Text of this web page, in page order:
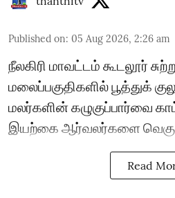
Published on: 05 Aug 2026, 2:26 am
நீலகிரி மாவட்டம் கூடலூர்
மலைப்பகுதிகளில் பூத்துக்
மலர்களின் கழுகுப்பார்வை
இயற்கை ஆர்வலர்களை
Read